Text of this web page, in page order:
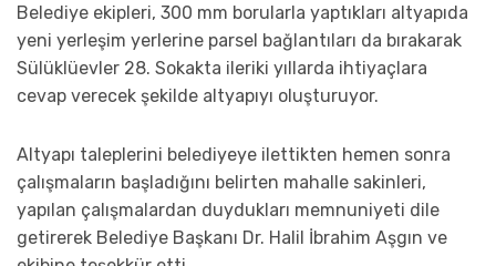
Belediye ekipleri, 300 mm borularla yaptıkları altyapıda
yeni yerleşim yerlerine parsel bağlantıları da bırakarak
Sülüklüevler 28. Sokakta ileriki yıllarda ihtiyaçlara
cevap verecek şekilde altyapıyı oluşturuyor.
Altyapı taleplerini belediyeye ilettikten hemen sonra
çalışmaların başladığını belirten mahalle sakinleri,
yapılan çalışmalardan duydukları memnuniyeti dile
getirerek Belediye Başkanı Dr. Halil İbrahim Aşgın ve